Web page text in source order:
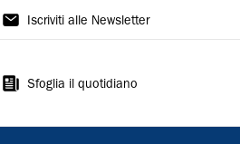
Il
Iscriviti alle Newsletter
Sfoglia il quotidiano